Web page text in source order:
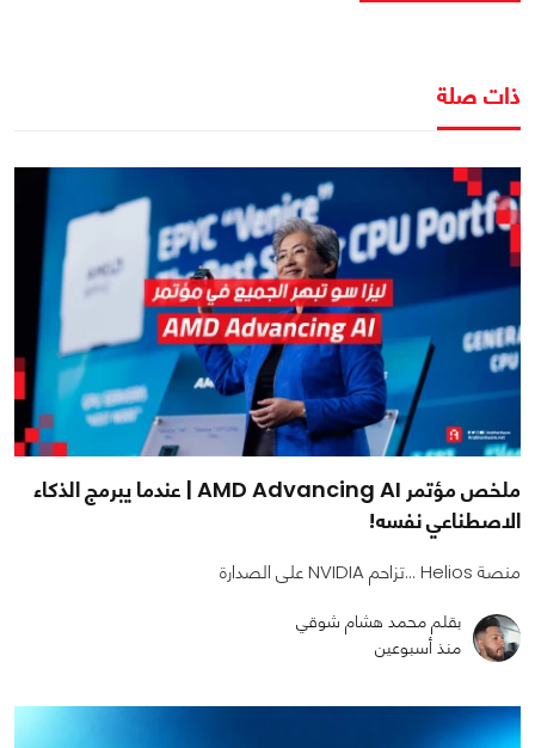
ذات صلة
ملخص مؤتمر AMD Advancing AI | عندما يبرمج الذكاء
الاصطناعي نفسه!
منصة Helios ...تزاحم NVIDIA على الصدارة
بقلم محمد هشام شوقي
منذ أسبوعين